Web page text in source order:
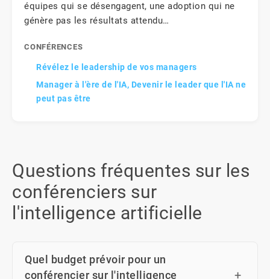
équipes qui se désengagent, une adoption qui ne
génère pas les résultats attendu…
CONFÉRENCES
Révélez le leadership de vos managers
Manager à l'ère de l'IA, Devenir le leader que l'IA ne
peut pas être
Questions fréquentes sur les
conférenciers sur
l'intelligence artificielle
Quel budget prévoir pour un
conférencier sur l'intelligence